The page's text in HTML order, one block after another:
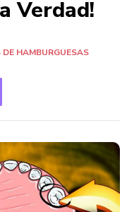
Verdad!
DE HAMBURGUESAS